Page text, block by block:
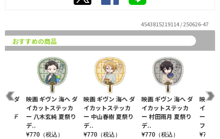
4543815219114 / 250626-47
おすすめの商品
映画 ギヴン 海へ ダ
イカットステッカ
ー 中山春樹 夏祭り
デ..
¥770（税込）
映画 ギヴン 海へ ダ
イカットステッカ
ー 村田雨月 夏祭り
デ..
¥770（税込）
映画
イカッ
ー 梶
フ..
¥770（
へ ダ
りデ
映画 ギヴン 海へ ダ
イカットステッカ
ー 八木玄純 夏祭り
デ..
¥770（税込）